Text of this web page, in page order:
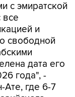
с эмиратской
все
и
свободной
дата его
года", -
Ате, где 6-7